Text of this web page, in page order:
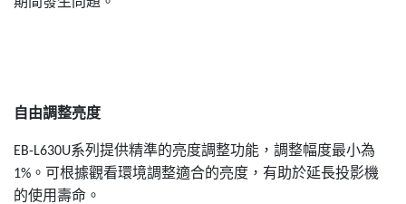
自由調整亮度
EB-L630U系列提供精準的亮度調整功能，調整幅度最小為
1% 。可根據觀看環境調整適合的亮度，有助於延長投影機
的使用壽命。